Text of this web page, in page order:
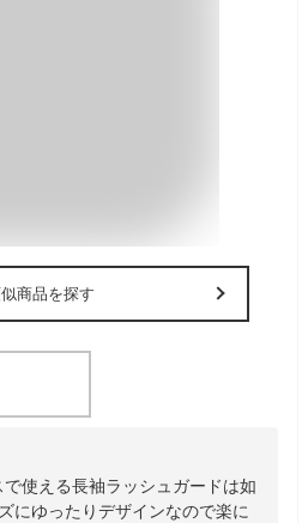
商品を探す
使える長袖ラッシュガードは如
にゆったりデザインなので楽に